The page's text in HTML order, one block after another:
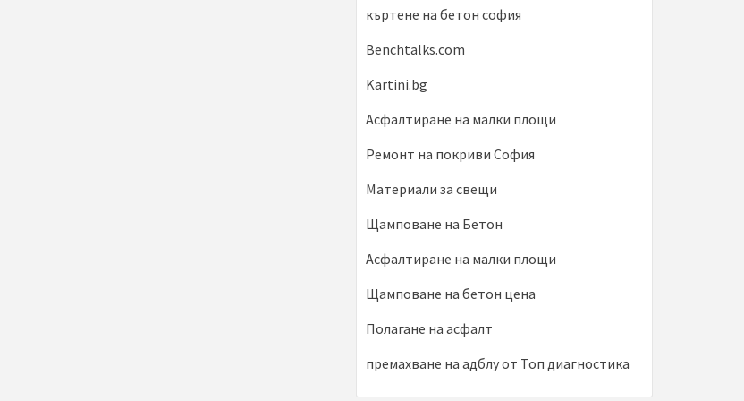
къртене на бетон софия
Benchtalks.com
Kartini.bg
Асфалтиране на малки площи
Ремонт на покриви София
Материали за свещи
Щамповане на Бетон
Асфалтиране на малки площи
Щамповане на бетон цена
Полагане на асфалт
премахване на адблу от Топ диагностика